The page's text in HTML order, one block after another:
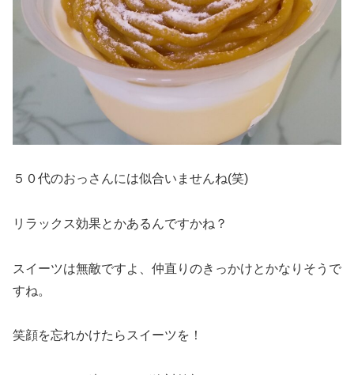
５０代のおっさんには似合いませんね(笑)
リラックス効果とかあるんですかね？
スイーツは無敵ですよ、仲直りのきっかけとかなりそうで
すね。
笑顔を忘れかけたらスイーツを！